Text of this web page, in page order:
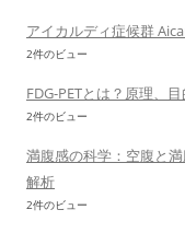
アイカルディ症候群
2件のビュー
FDG-PETとは？原理、目
2件のビュー
満腹感の科学：空腹と
解析
2件のビュー